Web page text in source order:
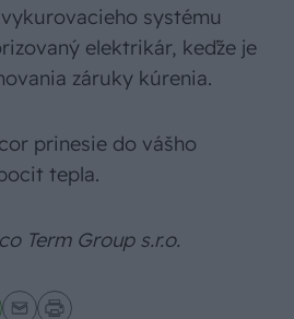
systému
elektrikár, keďže je
záruky kúrenia.
prinesie do vášho
tepla.
Term Group s.r.o.